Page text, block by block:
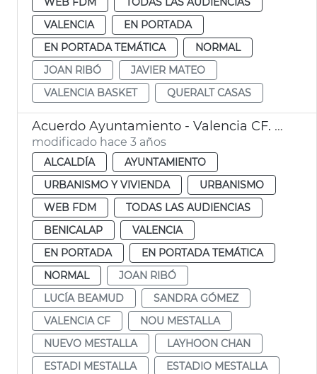
VALENCIA
EN PORTADA
EN PORTADA TEMÁTICA
NORMAL
JOAN RIBÓ
JAVIER MATEO
VALENCIA BASKET
QUERALT CASAS
Acuerdo Ayuntamiento - Valencia CF. Polideportivo Benicalap
modificado hace 3 años
ALCALDÍA
AYUNTAMIENTO
URBANISMO Y VIVIENDA
URBANISMO
WEB FDM
TODAS LAS AUDIENCIAS
BENICALAP
VALENCIA
EN PORTADA
EN PORTADA TEMÁTICA
NORMAL
JOAN RIBÓ
LUCÍA BEAMUD
SANDRA GÓMEZ
VALENCIA CF
NOU MESTALLA
NUEVO MESTALLA
LAYHOON CHAN
ESTADI MESTALLA
ESTADIO MESTALLA